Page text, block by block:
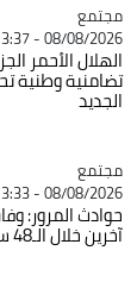
Catégorie
مجتمع
08/08/2026 - 13:37
الهلال الأحمر
تضامنية وطنية
الجديد
Catégorie
مجتمع
08/08/2026 - 13:33
آخرين خلال الـ48 ساعة الأخيرة